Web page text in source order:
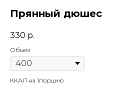
Прянный дюшес
330 р.
Объем
ККАЛ на 1порцию